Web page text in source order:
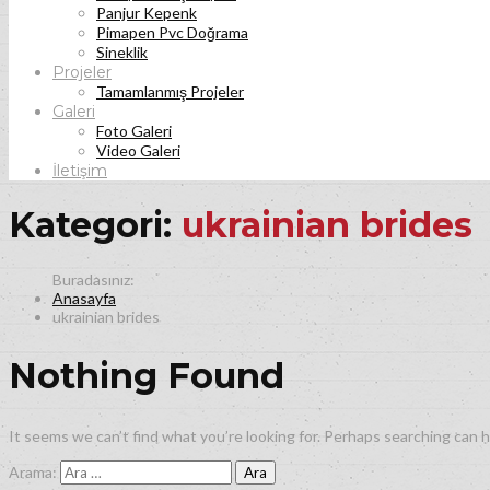
Panjur Kepenk
Pimapen Pvc Doğrama
Sineklik
Projeler
Tamamlanmış Projeler
Galeri
Foto Galeri
Video Galeri
İletişim
Kategori: ukrainian brides
Anasayfa
ukrainian brides
Nothing Found
It seems we can’t find what you’re looking for. Perhaps searching can
Arama: